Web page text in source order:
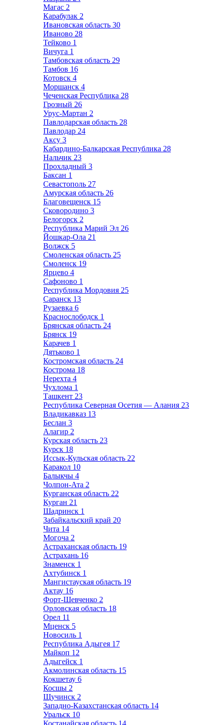
Магас 2
Карабулак 2
Ивановская область 30
Иваново 28
Тейково 1
Вичуга 1
Тамбовская область 29
Тамбов 16
Котовск 4
Моршанск 4
Чеченская Республика 28
Грозный 26
Урус-Мартан 2
Павлодарская область 28
Павлодар 24
Аксу 3
Кабардино-Балкарская Республика 28
Нальчик 23
Прохладный 3
Баксан 1
Севастополь 27
Амурская область 26
Благовещенск 15
Сковородино 3
Белогорск 2
Республика Марий Эл 26
Йошкар-Ола 21
Волжск 5
Смоленская область 25
Смоленск 19
Ярцево 4
Сафоново 1
Республика Мордовия 25
Саранск 13
Рузаевка 6
Краснослободск 1
Брянская область 24
Брянск 19
Карачев 1
Дятьково 1
Костромская область 24
Кострома 18
Нерехта 4
Чухлома 1
Ташкент 23
Республика Северная Осетия — Алания 23
Владикавказ 13
Беслан 3
Алагир 2
Курская область 23
Курск 18
Иссык-Кульская область 22
Каракол 10
Балыкчы 4
Чолпон-Ата 2
Курганская область 22
Курган 21
Шадринск 1
Забайкальский край 20
Чита 14
Могоча 2
Астраханская область 19
Астрахань 16
Знаменск 1
Ахтубинск 1
Мангистауская область 19
Актау 16
Форт-Шевченко 2
Орловская область 18
Орел 11
Мценск 5
Новосиль 1
Республика Адыгея 17
Майкоп 12
Адыгейск 1
Акмолинская область 15
Кокшетау 6
Косшы 2
Щучинск 2
Западно-Казахстанская область 14
Уральск 10
Костанайская область 14